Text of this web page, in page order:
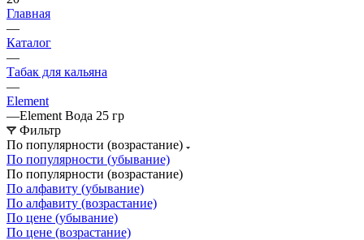
Главная
—
Каталог
—
Табак для кальяна
—
Element
—Element Вода 25 гр
Фильтр
По популярности (возрастание)
По популярности (убывание)
По популярности (возрастание)
По алфавиту (убывание)
По алфавиту (возрастание)
По цене (убывание)
По цене (возрастание)